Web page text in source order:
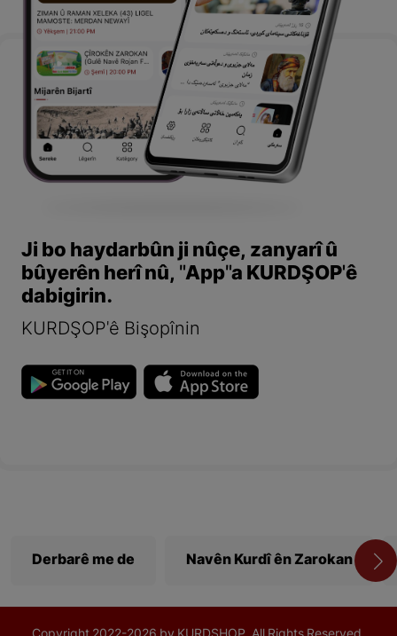
Ji bo haydarbûn ji nûçe, zanyarî û
bûyerên herî nû, "App"a KURDŞOP'ê
dabigirin.
KURDŞOP'ê Bişopînin
Derbarê me de Navên Kurdî ên Zarokan